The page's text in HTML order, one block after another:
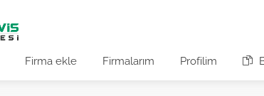
Firma ekle Firmalarım Profilim